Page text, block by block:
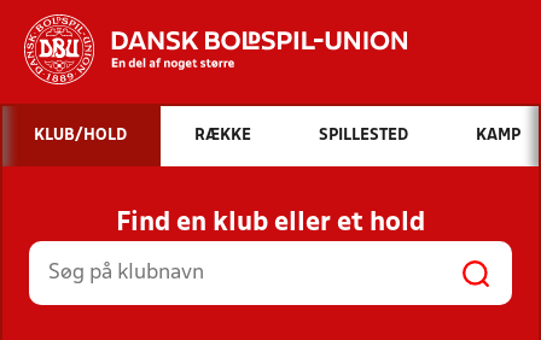
Hvad vil du søge efter?
INDHOLD OG NYHEDER
STILLINGER, RESULTATER, KLUBBER OG
HOLD
KLUB/HOLD RÆKKE SPILLESTED KAMP
Find en klub eller et hold